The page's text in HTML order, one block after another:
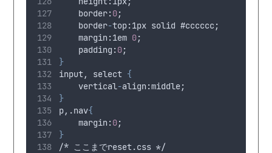
border:0;
border-top:1px solid #cccccc ;
margin:1em 0;
padding :0;
}
input, select {
vertical-align:middle;
}
p,.nav{
margin:0;
}
/* ここまでreset.css */